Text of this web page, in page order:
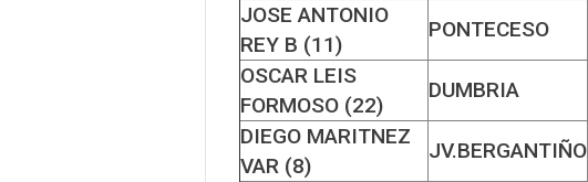
JOSE ANTONIO
REY B (11)
PONTECESO
OSCAR LEIS
FORMOSO (22)
DUMBRIA
DIEGO MARITNEZ
VAR (8)
JV.BERGANTIÑO